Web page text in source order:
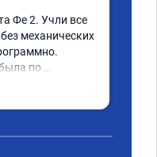
Фе 2. Учли все
механических
по